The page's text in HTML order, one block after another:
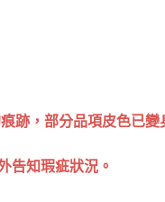
跡，部分品項皮色已變
告知瑕疵狀況。⁣⁣